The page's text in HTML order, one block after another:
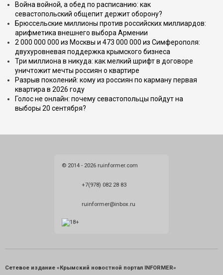
Война войной, а обед по расписанию: как
севастопольский общепит держит оборону?
Брюссельские миллионы против российских миллиардов:
арифметика внешнего выбора Армении
2 000 000 000 из Москвы и 473 000 000 из Симферополя:
двухуровневая поддержка крымского бизнеса
Три миллиона в никуда: как мелкий шрифт в договоре
уничтожит мечты россиян о квартире
Разрыв поколений: кому из россиян по карману первая
квартира в 2026 году
Голос не онлайн: почему севастопольцы пойдут на
выборы 20 сентября?
© 2014 - 2026 ruinformer.com
+7(978) 082 28 83
ruinformer@inbox.ru
Сетевое издание «Крымский новостной портал INFORMER»